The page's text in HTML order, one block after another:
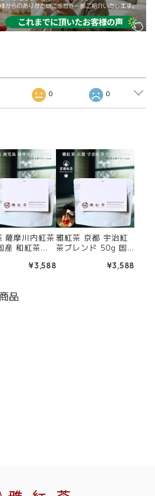
0 0
薩摩川内紅茶
産 和紅茶
向き 茶園ごと
紅茶 茶の支
¥3,588
雅紅茶 京都 宇治紅
茶ブレンド 50g 国
ティー ミルクティー
¥3,588
品